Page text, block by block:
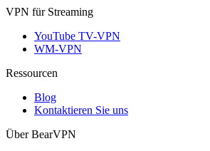
VPN für Streaming
YouTube TV-VPN
WM-VPN
Ressourcen
Blog
Kontaktieren Sie uns
Über BearVPN